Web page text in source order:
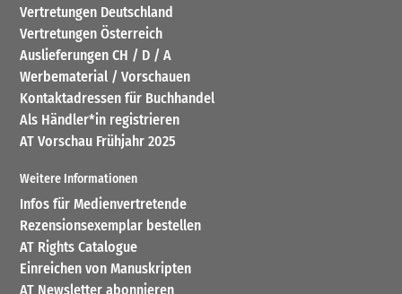
Vertretungen Deutschland
Vertretungen Österreich
Auslieferungen CH / D / A
Werbematerial / Vorschauen
Kontaktadressen für Buchhandel
Als Händler*in registrieren
AT Vorschau Frühjahr 2025
Weitere Informationen
Infos für Medienvertretende
Rezensionsexemplar bestellen
AT Rights Catalogue
Einreichen von Manuskripten
AT Newsletter abonnieren